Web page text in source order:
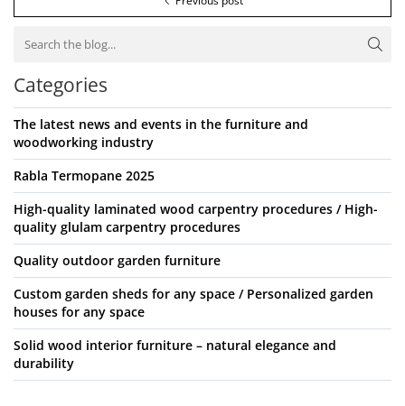
Categories
The latest news and events in the furniture and
woodworking industry
Rabla Termopane 2025
High-quality laminated wood carpentry procedures / High-
quality glulam carpentry procedures
Quality outdoor garden furniture
Custom garden sheds for any space / Personalized garden
houses for any space
Solid wood interior furniture – natural elegance and
durability